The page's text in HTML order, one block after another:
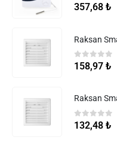
05
357,68 ₺
Raksan
0 5
158,97 ₺
Raksan
05
132,48 ₺